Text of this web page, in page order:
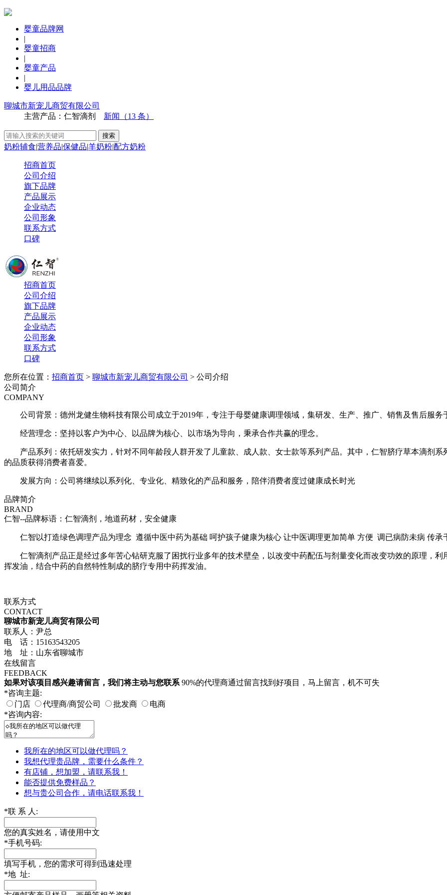
婴童品牌网
|
婴童招商
|
婴童产品
|
婴儿用品品牌
聊城市新宠儿商贸有限公司
主营产品：仁智滴剂 新闻（13 条）
奶粉辅食|营养品|保健品|羊奶粉|配方奶粉
招商首页
公司介绍
旗下品牌
产品展示
企业动态
公司形象
联系方式
口碑
招商首页
公司介绍
旗下品牌
产品展示
企业动态
公司形象
联系方式
口碑
您所在位置： 招商首页 > 聊城市新宠儿商贸有限公司 > 公司介绍
公司简介
COMPANY
公司背景：德州龙健生物科技有限公司成立于2019年，专注于母婴健康调理领域，集研发、生产、推广、销售及售后服务
经营理念：坚持以客户为中心、以品牌为核心、以市场为导向，秉承合作共赢的理念。
产品系列：依托研发实力，针对不同年龄段人群开发了儿童款、成人款、女士款等系列产品。其中，仁智脐疗草本滴剂
的品质获得消费者喜爱。
发展方向：公司将继续以系列化、专业化、精致化的产品和服务，陪伴消费者度过健康成长时光
品牌简介
BRAND
仁智--品牌标语： 仁智滴剂，地道药材，安全健康
仁智以打造绿色调理产品为理念 遵循中医中药为基础 呵护孩子健康为核心 让中医调理更加简单 方便 调已病防未病 传
仁智滴剂产品正是经过多年苦心钻研克服了困扰行业多年的技术壁垒，以改变中药配伍与剂量变化而改变功效的原理，
挥发油，结合中药的自然特性制成的脐疗专用中药挥发油。
联系方式
CONTACT
聊城市新宠儿商贸有限公司
联系人：尹总
电 话：15163543205
地 址：山东省聊城市
在线留言
FEEDBACK
如果对该项目感兴趣请留言 ，我们将主动与您联系 90%的代理商通过留言找到好项目，马上留言，机不可失
*咨询主题:
门店
代理商/商贸公司 批发商
电商
*咨询内容:
我所在的地区可以做代理吗？
我想代理贵品牌，需要什么条件？
有店铺，想加盟，请联系我！
能否提供免费样品？
想与贵公司合作，请电话联系我！
*联 系 人:
您的真实姓名，请使用中文
*手机号码:
填写手机，您的需求可得到迅速处理
*地 址: